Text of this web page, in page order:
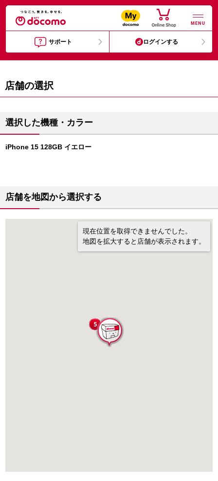
MENU
サポート ログインする
店舗の選択
選択した機種・カラー
iPhone 15 128GB イエロー
店舗を地図から選択する
現在位置を取得できませんでした。
地図を拡大すると店舗が表示されます。